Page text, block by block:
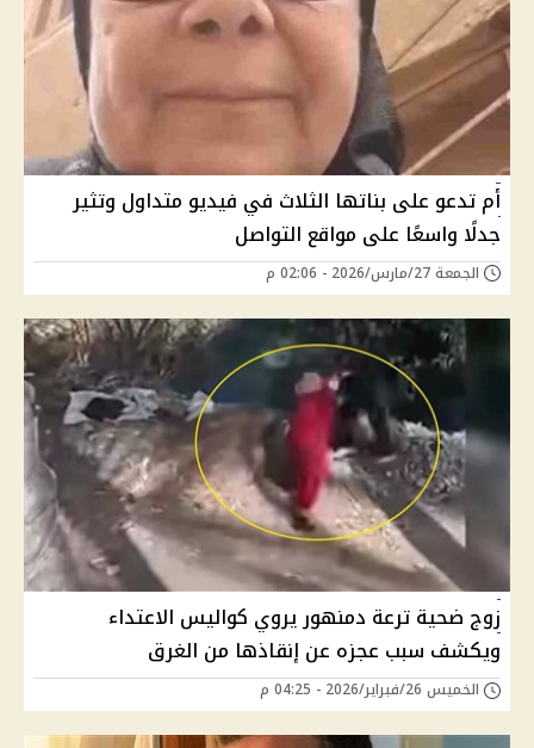
أم تدعو على بناتها الثلاث في فيديو متداول وتثير
جدلًا واسعًا على مواقع التواصل
الجمعة 27/مارس/2026 - 02:06 م
زوج ضحية ترعة دمنهور يروي كواليس الاعتداء
ويكشف سبب عجزه عن إنقاذها من الغرق
الخميس 26/فبراير/2026 - 04:25 م